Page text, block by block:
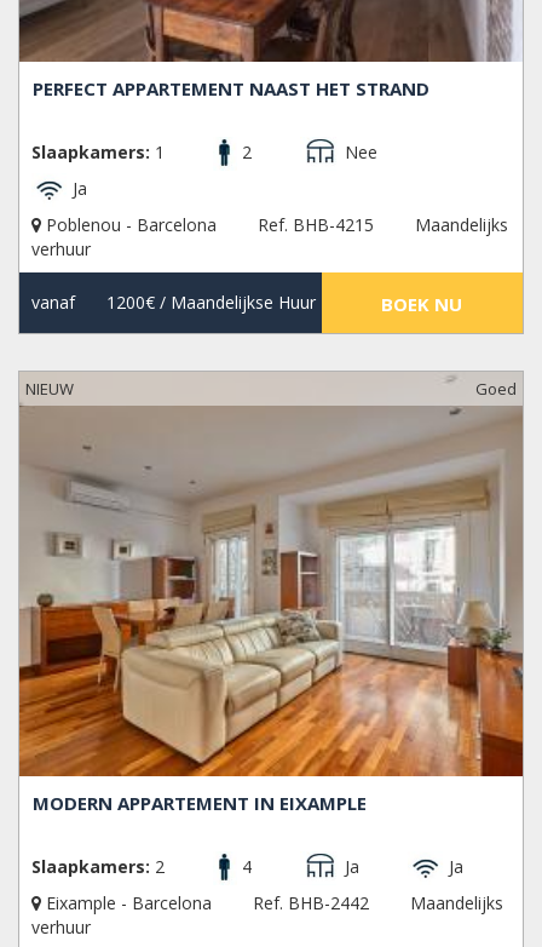
PERFECT APPARTEMENT NAAST HET STRAND
Slaapkamers: 1 2
Nee
Ja
Poblenou - Barcelona
Ref. BHB-4215
Maandelijks
verhuur
vanaf 1200€/ Maandelijkse Huur BOEK NU
NIEUW Goed
MODERN APPARTEMENT IN EIXAMPLE
Slaapkamers: 2 4 Ja
Ja
Eixample - Barcelona
Ref. BHB-2442
Maandelijks
verhuur